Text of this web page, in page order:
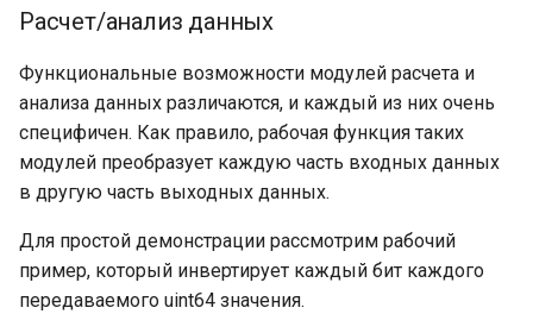
Общие операторы
Общие операторы: о
переполнениях
Общие операторы: о
целочисленных делениях и
Общие операторы:
подробнее о постоянных
JSON Marshal: абстрактные
JSON Marshal:
преобразование типа
данных
использование тегов
структуры
Расчет/анализ данных
Функциональные возможности модулей расчета и
анализа данных различаются, и каждый из них очень
специфичен. Как правило, рабочая функция таких
модулей преобразует каждую часть входных данных
в другую часть выходных данных.
Для простой демонстрации рассмотрим рабочий
пример, который инвертирует каждый бит каждого
передаваемого uint64 значения.